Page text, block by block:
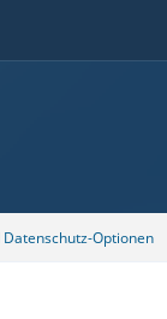
Datenschutz-Optionen